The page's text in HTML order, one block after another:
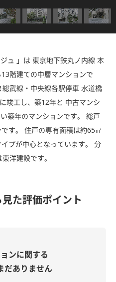
ュ 」は 東京地下鉄丸ノ内線 本
階建ての中層マンションで
武線・中央線各駅停車 水道橋
竣工し、築12年と 中古マンシ
築年のマンションです。 総戸
す。 住戸の専有面積は約65㎡
プが中心となっています。 分
洋建設です。
た評価ポイント
ンに関する
だありません